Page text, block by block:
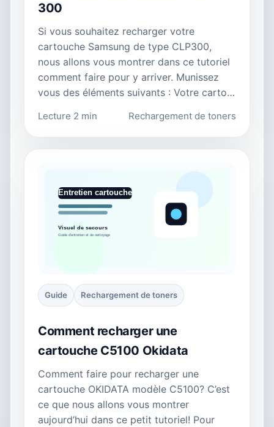
300
Si vous souhaitez recharger votre
cartouche Samsung de type CLP300,
nous allons vous montrer dans ce tutoriel
comment faire pour y arriver. Munissez
vous des éléments suivants : Votre carto…
Lecture 2 min Rechargement de toners
Guide Rechargement de toners
Comment recharger une
cartouche C5100 Okidata
Comment faire pour recharger une
cartouche OKIDATA modèle C5100? C’est
ce que nous allons vous montrer
aujourd’hui dans ce petit tutoriel! Pour